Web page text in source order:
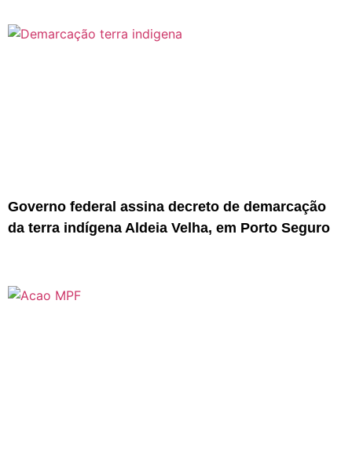
Governo federal assina decreto de demarcação
da terra indígena Aldeia Velha, em Porto Seguro